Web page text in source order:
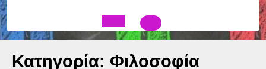
Open
Κατηγορία: Φιλοσοφία